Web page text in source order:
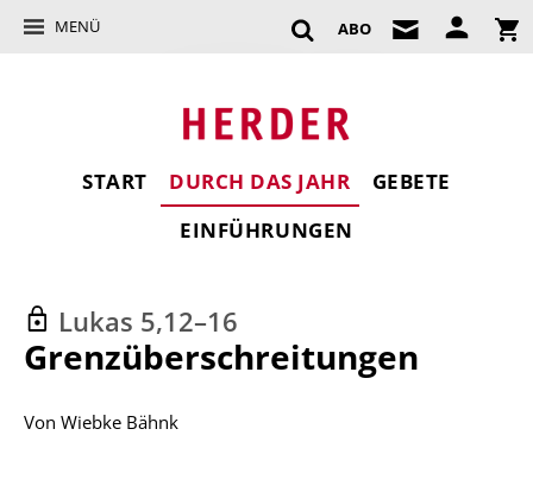
MENÜ ABO
START DURCH DAS JAHR
GEBETE
EINFÜHRUNGEN
Lukas 5,12–16
:
Grenzüberschreitungen
Von Wiebke Bähnk